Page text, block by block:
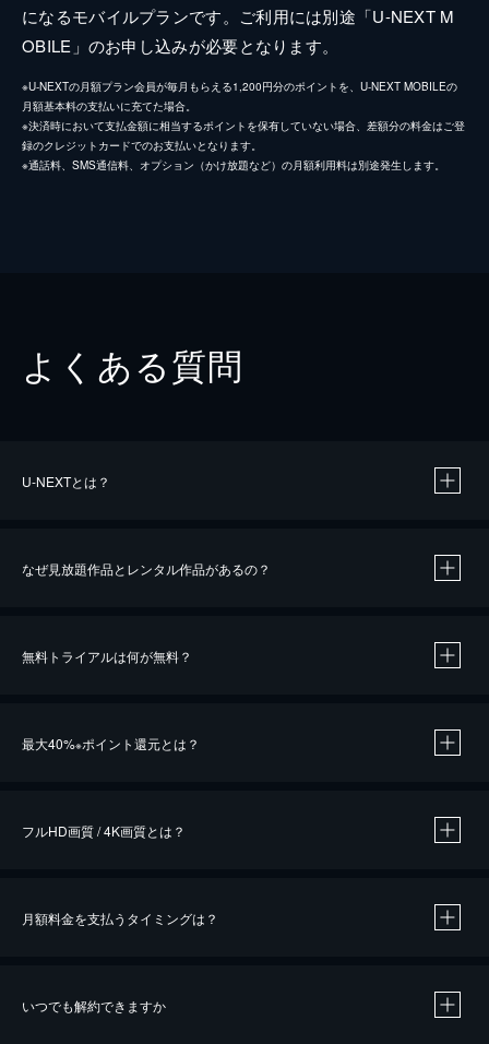
になるモバイルプランです。ご利用には別途「U-NEXT M
OBILE」のお申し込みが必要となります。
※U-NEXTの月額プラン会員が毎月もらえる1,200円分のポイントを、U-NEXT MOBILEの
月額基本料の支払いに充てた場合。
※決済時において支払金額に相当するポイントを保有していない場合、差額分の料金はご登
録のクレジットカードでのお支払いとなります。
※通話料、SMS通信料、オプション（かけ放題など）の月額利用料は別途発生します。
よくある質問
U-NEXTとは？
なぜ見放題作品とレンタル作品があるの？
無料トライアルは何が無料？
最大40%※ポイント還元とは？
※40％ポイント還元の対象は、クレジットカード決済による作品の購入 / レンタルです。
フルHD画質 / 4K画質とは？
月額料金を支払うタイミングは？
いつでも解約できますか